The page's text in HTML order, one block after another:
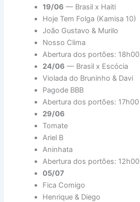
19/06 — Brasil x Haiti
Hoje Tem Folga (Kamisa 10)
João Gustavo & Murilo
Nosso Clima
Abertura dos portões: 18h00
24/06 — Brasil x Escócia
Violada do Bruninho & Davi
Pagode BBB
Abertura dos portões: 17h00
29/06
Tomate
Ariel B
Aninhata
Abertura dos portões: 12h00
05/07
Fica Comigo
Henrique & Diego